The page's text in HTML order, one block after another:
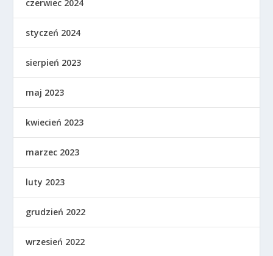
czerwiec 2024
styczeń 2024
sierpień 2023
maj 2023
kwiecień 2023
marzec 2023
luty 2023
grudzień 2022
wrzesień 2022